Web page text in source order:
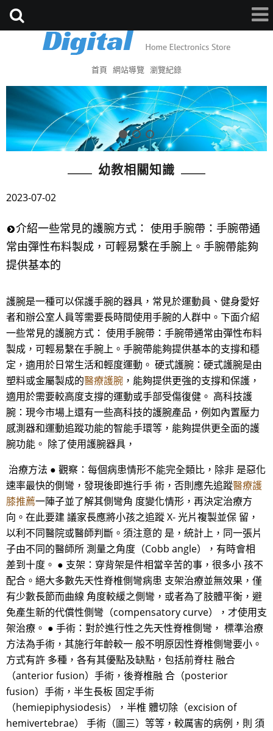
首頁 網站導覽 瀏覽紀錄
幼教相關知識
2023-07-02
介紹一些常見的護腕方式： 使用手腕帶：手腕帶通
常由彈性布料製成，可輕易繫在手腕上。手腕帶能夠
提供基本的
護腕是一種可以保護手腕的器具，常見於運動員、健身愛好
者和辦公室人員等需要長時間使用手腕的人群中。下面介紹
一些常見的護腕方式： 使用手腕帶：手腕帶通常由彈性布料
製成，可輕易繫在手腕上。手腕帶能夠提供基本的支撐和穩
定，適用於日常生活和輕度運動。 硬式護腕：硬式護腕是由
塑料或金屬製成的醫療護腕 ，能夠提供更強的支撐和保護，
適用於需要較高度支撐的運動或手部受傷復健。 高科技護
腕：現今市場上還有一些高科技的護腕產品，例如內置壓力
感測器和運動追蹤功能的智能手環等，能夠提供更全面的護
腕功能。 除了使用護腕器具，
治療方法 ● 觀察：每個病患情形不能完全類比，除非 是惡化
速率最快的側彎，發現後即進行手 術，否則應先追蹤醫療護
膝推薦一陣子並了解其側彎角 度變化情形，再決定治療方
向。在此要建 議家長應將小孩之追蹤 X- 光片複製並保 留，
以利不同醫院或醫師判斷。須注意的 是，統計上，同一張片
子由不同的醫師所 測量之角度（Cobb angle），有時會相
差到十度。 ● 支架：穿背架是件相當辛苦的事，很多小 孩不
配合。絕大多數先天性脊椎側彎病患 支架治療並無效果，僅
有少數長節而曲線 角度較緩之側彎，或者為了肢體平衡，避
免產生新的代償性側彎（compensatory curve），才使用支
架治療。 ● 手術：對於進行性之先天性脊椎側彎， 標準治療
方法為手術，其施行年齡較一 般不明原因性脊椎側彎要小。
方式有許 多種，各有其優點及缺點，包括前脊柱 融合
（anterior fusion）手術，後脊椎融 合（posterior
fusion）手術，半生長板 固定手術
（hemiepiphysiodesis），半椎 體切除（excision of
hemivertebrae） 手術（圖三）等等，較厲害的病例，則 須